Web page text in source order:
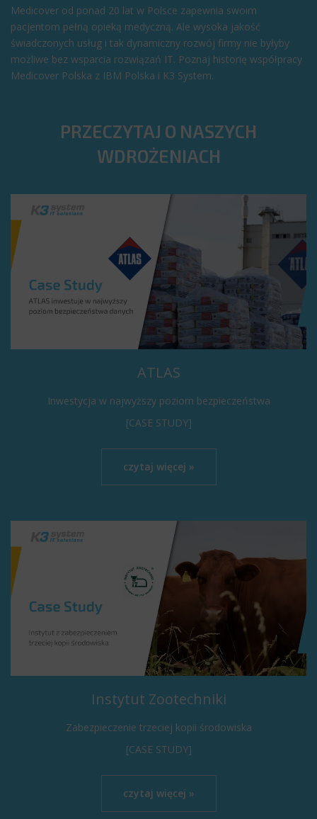
Medicover od ponad 20 lat w Polsce zapewnia swoim
pacjentom pełną opieką medyczną. Ale wysoka jakość
świadczonych usług i tak dynamiczny rozwój firmy nie byłyby
możliwe bez wsparcia rozwiązań IT. Poznaj historię współpracy
Medicover Polska z IBM Polska i K3 System.
PRZECZYTAJ O NASZYCH
WDROŻENIACH
ATLAS
Inwestycja w najwyższy poziom bezpieczeństwa
[CASE STUDY]
czytaj więcej »
Instytut Zootechniki
Zabezpieczenie trzeciej kopii środowiska
[CASE STUDY]
czytaj więcej »